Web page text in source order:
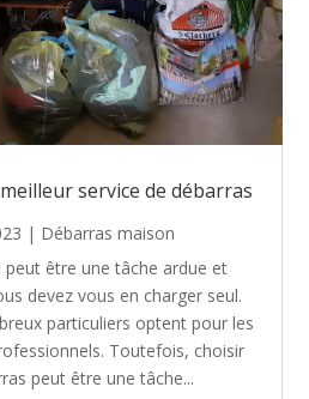
service de débarras
| Débarras maison
être une tâche ardue et
devez vous en charger seul.
particuliers optent pour les
Toutefois, choisir
peut être une tâche...